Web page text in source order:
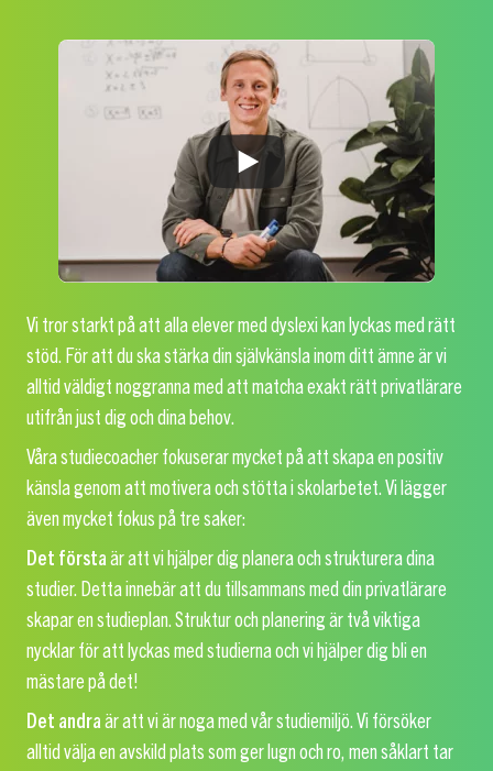
Vi tror starkt på att alla elever med dyslexi kan lyckas med rätt
stöd. För att du ska stärka din självkänsla inom ditt ämne är vi
alltid väldigt noggranna med att matcha exakt rätt privatlärare
utifrån just dig och dina behov.
Våra studiecoacher fokuserar mycket på att skapa en positiv
känsla genom att motivera och stötta i skolarbetet. Vi lägger
även mycket fokus på tre saker:
Det förstaär att vi hjälper dig planera och strukturera dina
studier. Detta innebär att du tillsammans med din privatlärare
skapar en studieplan. Struktur och planering är två viktiga
nycklar för att lyckas med studierna och vi hjälper dig bli en
mästare på det!
Det andraär att vi är noga med vår studiemiljö. Vi försöker
alltid välja en avskild plats som ger lugn och ro, men såklart tar